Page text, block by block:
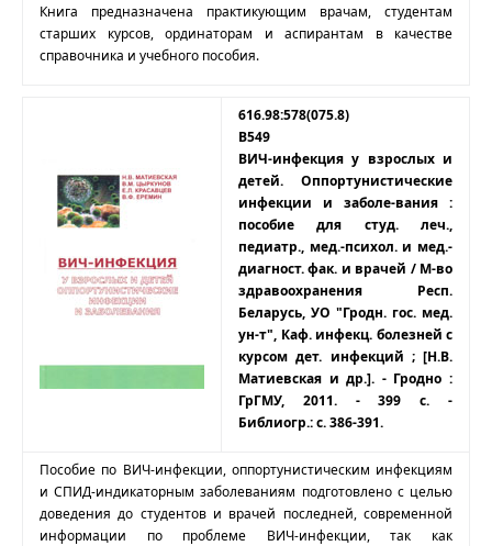
Книга предназначена практикующим врачам, студентам
старших курсов, ординаторам и аспирантам в качестве
справочника и учебного пособия.
616.98:578(075.8)
В549
ВИЧ-инфекция у взрослых и
детей. Оппортунистические
инфекции и заболе-вания :
пособие для студ. леч.,
педиатр., мед.-психол. и мед.-
диагност. фак. и врачей / М-во
здравоохранения Респ.
Беларусь, УО "Гродн. гос. мед.
ун-т", Каф. инфекц. болезней с
курсом дет. инфекций ; [Н.В.
Матиевская и др.]. - Гродно :
ГрГМУ, 2011. - 399 с. -
Библиогр.: с. 386-391.
Пособие по ВИЧ-инфекции, оппортунистическим инфекциям
и СПИД-индикаторным заболеваниям подготовлено с целью
доведения до студентов и врачей последней, современной
информации по проблеме ВИЧ-инфекции, так как